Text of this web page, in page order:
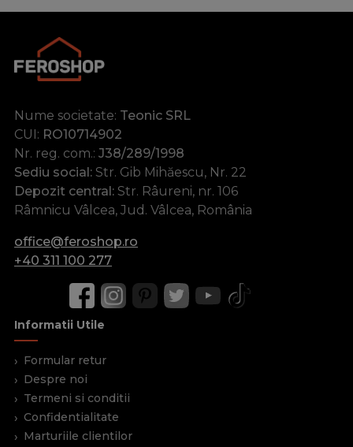
transforma in gluten. In apa rece, glutenul se umfla si
masa gelatinoasa. In solutiile adezive trebuie adaugat
pentaclorfenolat de sodiu antiseptic dizolvat in apa. In
si melamina-formaldehida (MF), adezivi poliuretanici,
topituri cu un singur component si sisteme EPI.
Amestecul sintetic de uree este produs pe baza rasinii.
Clorura de amoniu sau solutia de acid oxalic actioneaza
ca un intaritor. Astfel de adezivi sunt adesea modificati
cu adezivi pe baza unei dispersii apoase de acetat de
Nume societate: Teonic SRL
CUI: RO10714902
Nr. reg. com.: J38/289/1998
Sediu social: Str. Gib Mihăescu, Nr. 22
Depozit central: Str. Râureni, nr. 106
Râmnicu Vâlcea, Jud. Vâlcea, România
office@feroshop.ro
+40 311 100 277
Informatii Utile
Formular retur
Despre noi
Termeni si conditii
Confidentialitate
Marturiile clientilor